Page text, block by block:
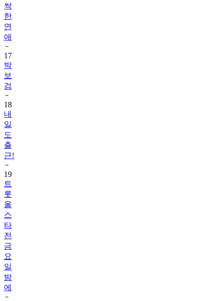
싹
한
연
애
17
박
보
검
18
내
일
도
출
근!
19
트
롯
올
스
타
전
금
요
일
밤
에